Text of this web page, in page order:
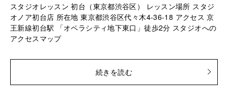
スタジオレッスン 初台（東京都渋谷区） レッスン場所 スタジ
オノア初台店 所在地 東京都渋谷区代々木4-36-18 アクセス 京
王新線初台駅 「オペラシティ地下東口」徒歩2分 スタジオへの
アクセスマップ
続きを読む